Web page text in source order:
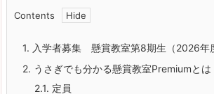
Contents
1. 入学者募集 懸賞教室第8期生（2026年
2. うさぎでも分かる懸賞教室Premiumとは
2.1. 定員